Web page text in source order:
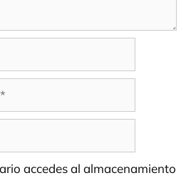
accedes al almacenamiento